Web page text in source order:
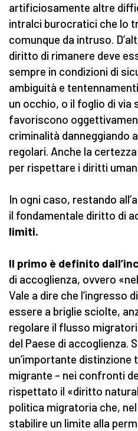
artificiosamente altre
intralci burocratici che lo
comunque da intruso.
diritto di rimanere deve
sempre in condizioni di
ambiguità e
un occhio, o il foglio di via
favoriscono
criminalità danneggiando
regolari. Anche la
per rispettare i diritti
In ogni caso, restando
il fondamentale diritto di
limiti.
Il primo è definito
di accoglienza, ovvero
Vale a dire che l’ingresso
essere a briglie sciolte,
regolare il flusso
del Paese di accoglienza.
un’importante distinzione
migrante – nei confronti
rispettato il «diritto
politica migratoria che,
stabilire un limite alla